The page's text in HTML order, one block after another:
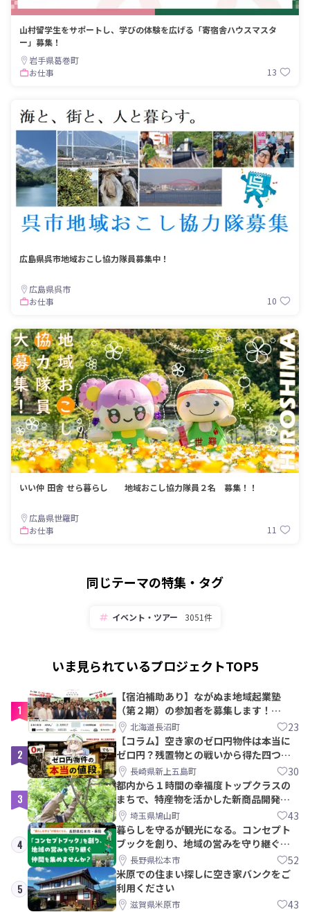
山村留学生をサポートし、学びの体験を広げる「寄宿舎ハウスマスタ
ー」募集！
岩手県葛巻町
お仕事
13
広島県呉市地域おこし協力隊員募集中！
広島県呉市
お仕事
10
いい仲 田舎 せら暮らし 地域おこし協力隊員２名 募集！！
広島県世羅町
お仕事
11
同じテーマの特集・タグ
イベント・ツアー 3051件
いま見られているプロジェクトTOP5
1
【宿泊補助あり】ながぬま地域起業塾
（第２期）の参加者を募集します！
【8/21〆】
北海道長沼町 23
2
【コラム】空き家のゼロ円物件は本当に
ゼロ円？残置物との戦いから得た四つの
教訓｜新上五島町
長崎県新上五島町 30
3
都内から１時間の幸福度トップクラスの
まちで、特産物を活かした新商品開発＆
PRメンバー募集！
埼玉県鳩山町 43
4
暮らしを守るが観光になる。コンセプト
ブックを創り、地域の営みを守り継ぐ仲
間を集めませんか？
長野県松本市 52
5
米原での住まい探しに空き家バンクをご
利用ください
滋賀県米原市 43